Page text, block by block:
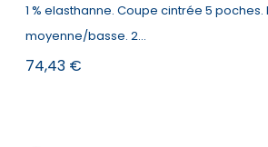
1 % elasthanne. Coupe cintrée 5
moyenne/basse. 2...
Prix
74,43 €